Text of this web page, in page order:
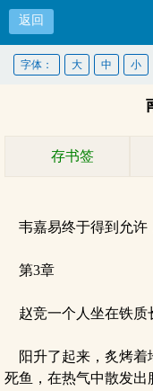
返回
字体： 大 中 小
存书签
韦嘉易终于得到允许
第3章
赵竞一个人坐在铁质
阳升了起来，炙烤着
死鱼，在热气中散发出